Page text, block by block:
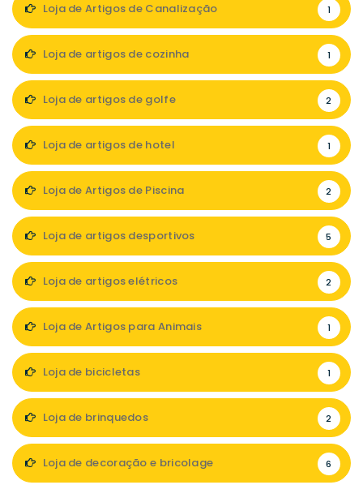
Loja de Artigos de Canalização 1
Loja de artigos de cozinha 1
Loja de artigos de golfe 2
Loja de artigos de hotel 1
Loja de Artigos de Piscina 2
Loja de artigos desportivos 5
Loja de artigos elétricos 2
Loja de Artigos para Animais 1
Loja de bicicletas 1
Loja de brinquedos 2
Loja de decoração e bricolage 6